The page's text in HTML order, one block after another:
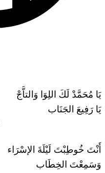
يَا مُحَمَّدْ لَكَ اللِوَا وَالتاَّجْ
يَا رَفِيعَ الجَنَاب
أَنْتَ خُوطِبْتَ لَيْلَةَ الإسْرَاء
وَسَمِعْتَ الخِطَاب